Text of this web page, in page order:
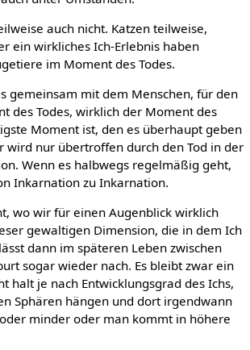
auch nicht. Katzen teilweise,
ein wirkliches Ich-Erlebnis haben
im Moment des Todes.
gemeinsam mit dem Menschen, für den
des Todes, wirklich der Moment des
Moment ist, den es überhaupt geben
wird nur übertroffen durch den Tod in der
Wenn es halbwegs regelmäßig geht,
Inkarnation zu Inkarnation.
wo wir für einen Augenblick wirklich
gewaltigen Dimension, die in dem Ich
dann im späteren Leben zwischen
sogar wieder nach. Es bleibt zwar ein
halt je nach Entwicklungsgrad des Ichs,
Sphären hängen und dort irgendwann
minder oder man kommt in höhere